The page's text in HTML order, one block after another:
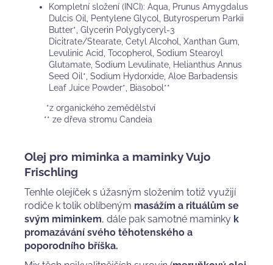
Kompletní složení (INCI): Aqua, Prunus Amygdalus
Dulcis Oil, Pentylene Glycol, Butyrosperum Parkii
Butter*, Glycerin Polyglyceryl-3
Dicitrate/Stearate, Cetyl Alcohol, Xanthan Gum,
Levulinic Acid, Tocopherol, Sodium Stearoyl
Glutamate, Sodium Levulinate, Helianthus Annus
Seed Oil*, Sodium Hydorxide, Aloe Barbadensis
Leaf Juice Powder*, Biasobol**
*z organického zemědělství
** ze dřeva stromu Candeia
Olej pro miminka a maminky Vujo
Frischling
Tenhle olejíček s úžasným složením totiž využijí
rodiče k tolik oblíbeným masážím a rituálům se
svým miminkem, dále pak samotné maminky k
promazávání svého těhotenského a
poporodního bříška.